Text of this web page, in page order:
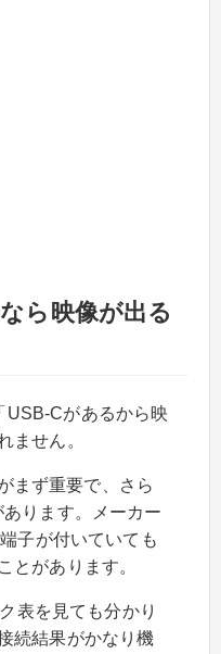
ら映像が出る
Cがあるから映
ません。
まず重要で、さら
ります。メーカー
子が付いていても
とがあります。
表を見ても分かり
続結果がかなり機